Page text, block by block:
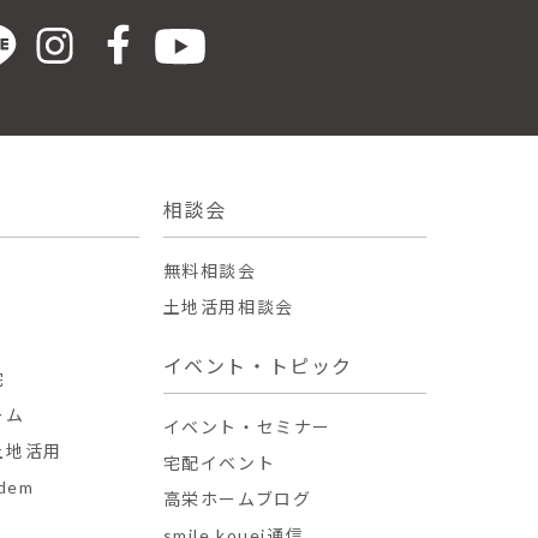
活用
相談会
無料相談会
土地活用相談会
イベント・トピック
イベント・セミナー
宅配イベント
高栄ホームブログ